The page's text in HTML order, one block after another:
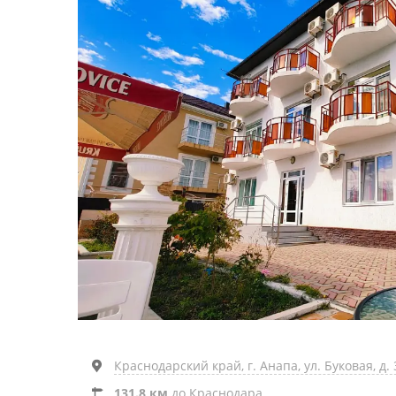
Краснодарский край, г. Анапа, ул. Буковая, д.